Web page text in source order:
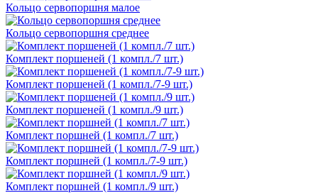
Кольцо сервопоршня малое
Кольцо сервопоршня среднее
Комплект поршеней (1 компл./7 шт.)
Комплект поршеней (1 компл./7-9 шт.)
Комплект поршеней (1 компл./9 шт.)
Комплект поршней (1 компл./7 шт.)
Комплект поршней (1 компл./7-9 шт.)
Комплект поршней (1 компл./9 шт.)